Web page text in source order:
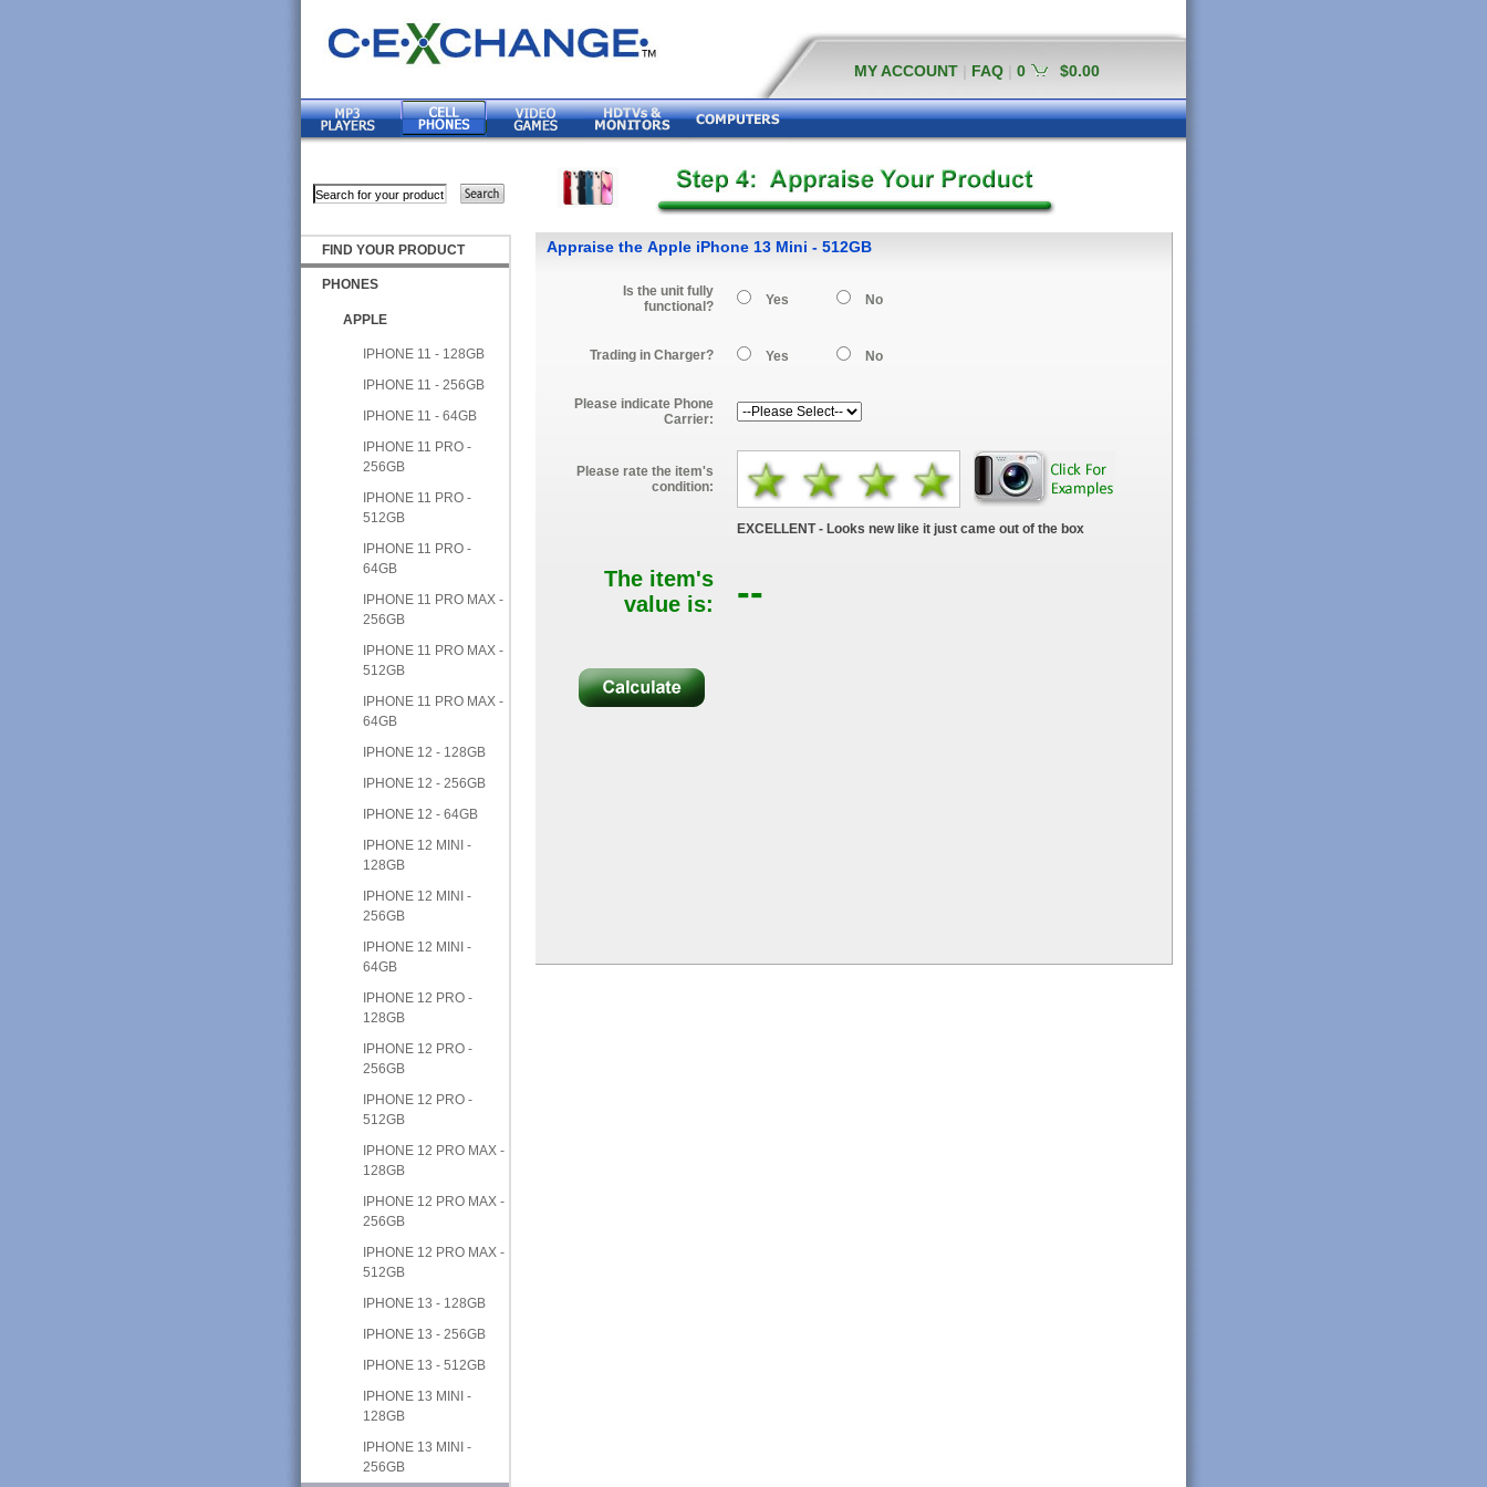
MY ACCOUNT FAQ 0 $0.00
FIND YOUR PRODUCT
PHONES
APPLE
IPHONE 11 - 128GB
IPHONE 11 - 256GB
IPHONE 11 - 64GB
IPHONE 11 PRO -
256GB
IPHONE 11 PRO -
512GB
IPHONE 11 PRO -
64GB
IPHONE 11 PRO MAX -
256GB
IPHONE 11 PRO MAX -
512GB
IPHONE 11 PRO MAX -
64GB
IPHONE 12 - 128GB
IPHONE 12 - 256GB
IPHONE 12 - 64GB
IPHONE 12 MINI -
128GB
IPHONE 12 MINI -
256GB
IPHONE 12 MINI -
64GB
IPHONE 12 PRO -
128GB
IPHONE 12 PRO -
256GB
IPHONE 12 PRO -
512GB
IPHONE 12 PRO MAX -
128GB
IPHONE 12 PRO MAX -
256GB
IPHONE 12 PRO MAX -
512GB
IPHONE 13 - 128GB
IPHONE 13 - 256GB
IPHONE 13 - 512GB
IPHONE 13 MINI -
128GB
IPHONE 13 MINI -
256GB
Appraise the Apple iPhone 13 Mini - 512GB
Is the unit fully
functional?
Yes No
Trading in Charger? Yes No
Please indicate Phone
Carrier:
Please rate the item's
condition:
EXCELLENT - Looks new like it just came out of the box
The item's
value is:
--